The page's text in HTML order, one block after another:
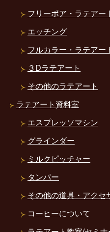
フリーポア・ラテアー
エッチング
フルカラー・ラテアー
３Dラテアート
その他のラテアート
ラテアート資料室
エスプレッソマシン
グラインダー
ミルクピッチャー
タンパー
その他の道具・アクセ
コーヒーについて